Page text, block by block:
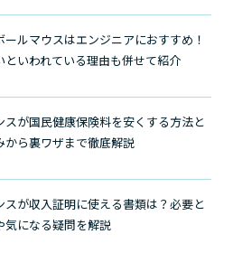
ールマウスはエンジニアにおすすめ！
といわれている理由も併せて紹介
スが国民健康保険料を安くする方法と
から裏ワザまで徹底解説
スが収入証明に使える書類は？必要と
気になる疑問を解説